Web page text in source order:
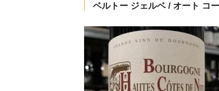
ベルトー ジェルベ / オート コ